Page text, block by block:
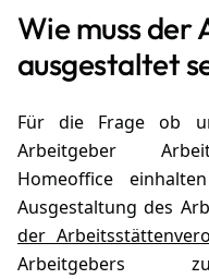
Wie muss der
ausgestaltet
Für die Frage ob
Arbeitgeber
Homeoffice
Ausgestaltung des
der
Arbeitgebers